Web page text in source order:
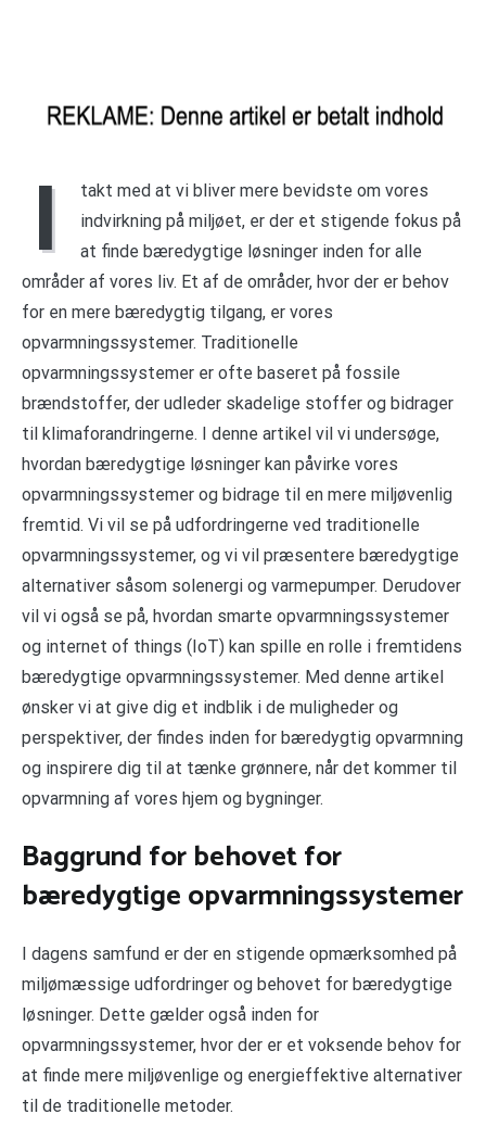
I
takt med at vi bliver mere bevidste om vores
indvirkning på miljøet, er der et stigende fokus på
at finde bæredygtige løsninger inden for alle
områder af vores liv. Et af de områder, hvor der er behov
for en mere bæredygtig tilgang, er vores
opvarmningssystemer. Traditionelle
opvarmningssystemer er ofte baseret på fossile
brændstoffer, der udleder skadelige stoffer og bidrager
til klimaforandringerne. I denne artikel vil vi undersøge,
hvordan bæredygtige løsninger kan påvirke vores
opvarmningssystemer og bidrage til en mere miljøvenlig
fremtid. Vi vil se på udfordringerne ved traditionelle
opvarmningssystemer, og vi vil præsentere bæredygtige
alternativer såsom solenergi og varmepumper. Derudover
vil vi også se på, hvordan smarte opvarmningssystemer
og internet of things (IoT) kan spille en rolle i fremtidens
bæredygtige opvarmningssystemer. Med denne artikel
ønsker vi at give dig et indblik i de muligheder og
perspektiver, der findes inden for bæredygtig opvarmning
og inspirere dig til at tænke grønnere, når det kommer til
opvarmning af vores hjem og bygninger.
Baggrund for behovet for
bæredygtige opvarmningssystemer
I dagens samfund er der en stigende opmærksomhed på
miljømæssige udfordringer og behovet for bæredygtige
løsninger. Dette gælder også inden for
opvarmningssystemer, hvor der er et voksende behov for
at finde mere miljøvenlige og energieffektive alternativer
til de traditionelle metoder.